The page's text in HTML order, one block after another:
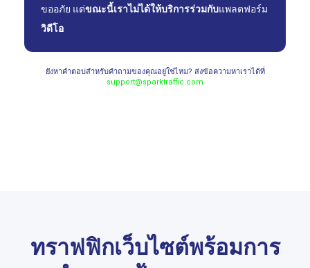
ขออภัย แต่ขณะนี้เราไม่ได้ให้บริการร่วมกับแพลตฟอร์ม
วิดีโอ
ยังหาคำตอบสำหรับคำถามของคุณอยู่ใช่ไหม? ส่งข้อความหาเราได้ที่
support@sparktraffic.com
ทราฟฟิกเว็บไซต์พร้อมการ